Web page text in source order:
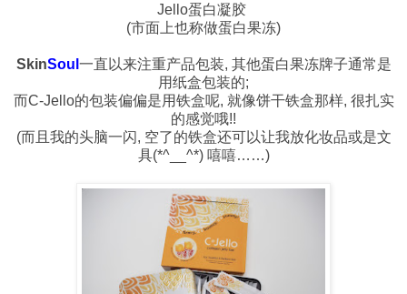
Jello蛋白凝胶
(市面上也称做蛋白果冻)
SkinSoul 一直以来注重产品包装, 其他蛋白果冻牌子通常是
用纸盒包装的;
而C-Jello的包装偏偏是用铁盒呢, 就像饼干铁盒那样, 很扎实
的感觉哦!!
(而且我的头脑一闪, 空了的铁盒还可以让我放化妆品或是文
具(*^__^*) 嘻嘻……)